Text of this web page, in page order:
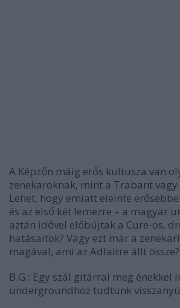
A Képzőn máig erős kultusza van
zenekaroknak, mint a Trabantvagy
Lehet, hogy emiatt eleinte
és az első két lemezre – a magyar
aztán idővel előbújtak a Cure-os,
hatásaitok? Vagy ezt már a
magával, ami az Adlaitre állt össze?
B.G.: Egy szál gitárral meg énekkel
undergroundhoz tudtunk